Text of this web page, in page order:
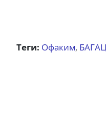
Теги: Офаким,